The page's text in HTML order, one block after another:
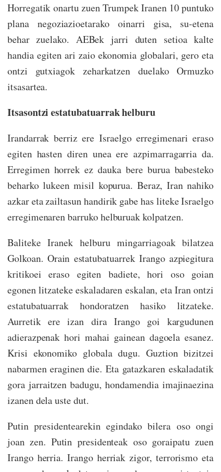
Horregatik onartu zuen Trumpek Iranen 10 puntuko
plana negoziazioetarako oinarri gisa, su-etena
behar zuelako. AEBek jarri duten setioa kalte
handia egiten ari zaio ekonomia globalari, gero eta
ontzi gutxiagok zeharkatzen duelako Ormuzko
itsasartea.
Itsasontzi estatubatuarrak helburu
Irandarrak berriz ere Israelgo erregimenari eraso
egiten hasten diren unea ere azpimarragarria da.
Erregimen horrek ez dauka bere burua babesteko
beharko lukeen misil kopurua. Beraz, Iran nahiko
azkar eta zailtasun handirik gabe has liteke Israelgo
erregimenaren barruko helburuak kolpatzen.
Baliteke Iranek helburu mingarriagoak bilatzea
Golkoan. Orain estatubatuarrek Irango azpiegitura
kritikoei eraso egiten badiete, hori oso goian
egonen litzateke eskaladaren eskalan, eta Iran ontzi
estatubatuarrak hondoratzen hasiko litzateke.
Aurretik ere izan dira Irango goi kargudunen
adierazpenak hori mahai gainean dagoela esanez.
Krisi ekonomiko globala dugu. Guztion bizitzei
nabarmen eraginen die. Eta gatazkaren eskaladatik
gora jarraitzen badugu, hondamendia imajinaezina
izanen dela uste dut.
Putin presidentearekin egindako bilera oso ongi
joan zen. Putin presidenteak oso goraipatu zuen
Irango herria. Irango herriak zigor, terrorismo eta